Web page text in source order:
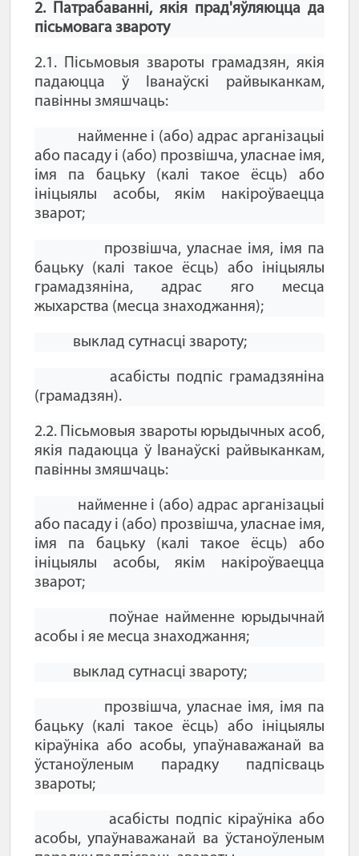
2. Патрабаванні, якія прад'яўляюцца да
пісьмовага звароту
2.1. Пісьмовыя звароты грамадзян, якія
падаюцца ў Іванаўскі райвыканкам,
павінны змяшчаць:
найменне і (або) адрас арганізацыі
або пасаду і (або) прозвішча, уласнае імя,
імя па бацьку (калі такое ёсць) або
ініцыялы асобы, якім накіроўваецца
зварот;
прозвішча, уласнае імя, імя па
бацьку (калі такое ёсць) або ініцыялы
грамадзяніна, адрас яго месца
жыхарства (месца знаходжання);
выклад сутнасці звароту;
асабісты подпіс грамадзяніна
(грамадзян).
2.2. Пісьмовыя звароты юрыдычных асоб,
якія падаюцца ў Іванаўскі райвыканкам,
павінны змяшчаць:
найменне і (або) адрас арганізацыі
або пасаду і (або) прозвішча, уласнае імя,
імя па бацьку (калі такое ёсць) або
ініцыялы асобы, якім накіроўваецца
зварот;
поўнае найменне юрыдычнай
асобы і яе месца знаходжання;
выклад сутнасці звароту;
прозвішча, уласнае імя, імя па
бацьку (калі такое ёсць) або ініцыялы
кіраўніка або асобы, упаўнаважанай ва
ўстаноўленым парадку падпісваць
звароты;
асабісты подпіс кіраўніка або
асобы, упаўнаважанай ва ўстаноўленым